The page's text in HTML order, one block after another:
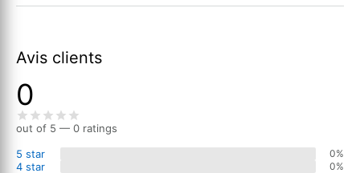
Avis clients
0
out of 5 — 0 ratings
5 star
0%
4 star 0%